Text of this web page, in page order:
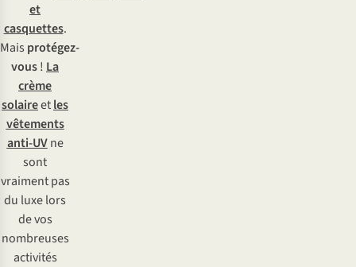
et
casquettes.
Mais protégez-
vous! La
crème
solaireetles
vêtements
anti-UVne
sont
vraiment pas
du luxe lors
de vos
nombreuses
activités